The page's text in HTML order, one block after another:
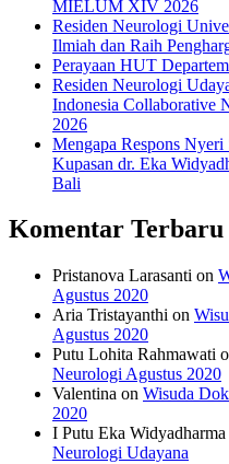
MIELUM XIV 2026
Residen Neurologi
Ilmiah dan Raih
Perayaan HUT
Residen Neurologi
Indonesia Collaborative
2026
Mengapa Respons
Kupasan dr. Eka
Bali
Komentar Terbaru
Pristanova Larasanti on
Agustus 2020
Aria Tristayanthi on
Agustus 2020
Putu Lohita Rahmawati
Neurologi Agustus 2020
Valentina on Wisuda
2020
I Putu Eka Widyadharma
Neurologi Udayana